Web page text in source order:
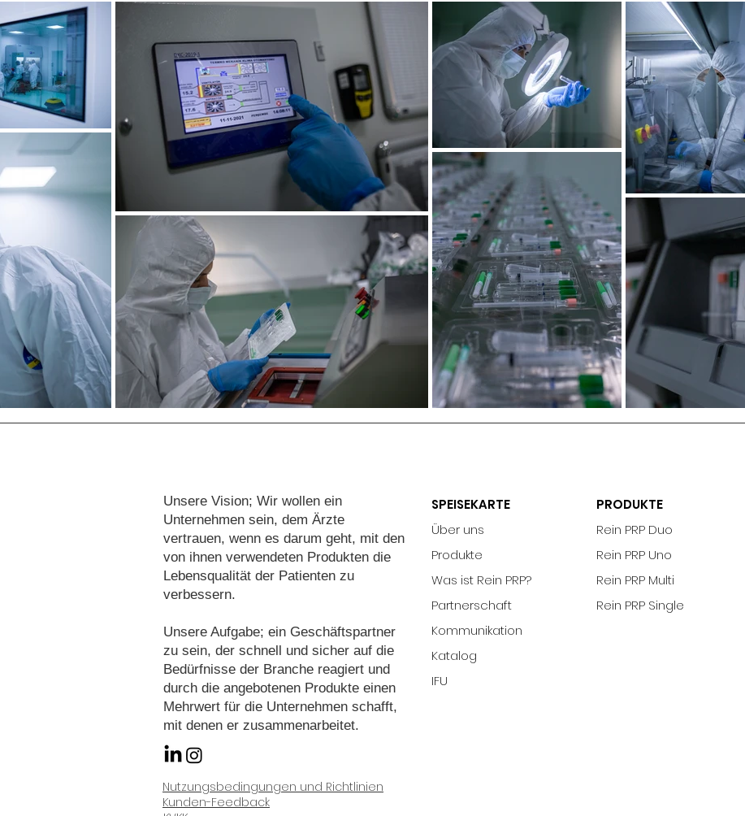
Unsere Vision; Wir wollen ein
Unternehmen sein, dem Ärzte
vertrauen, wenn es darum geht, mit den
von ihnen verwendeten Produkten die
Lebensqualität der Patienten zu
verbessern.
Unsere Aufgabe; ein Geschäftspartner
zu sein, der schnell und sicher auf die
Bedürfnisse der Branche reagiert und
durch die angebotenen Produkte einen
Mehrwert für die Unternehmen schafft,
mit denen er zusammenarbeitet.
Nutzungsbedingungen und Richtlinien
Kunden-Feedback
SPEISEKARTE
Über uns
Produkte
Was ist Rein PRP?
Partnerschaft
Kommunikation
Katalog
IFU
PRODUKTE
Rein PRP Duo
Rein PRP Uno
Rein PRP Multi
Rein PRP Single